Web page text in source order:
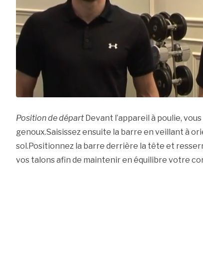
Position de départDevant l’appareil à poulie,
genoux.Saisissez ensuite la barre en veillant à
sol.Positionnez la barre derrière la tête et
vos talons afin de maintenir en équilibre votre